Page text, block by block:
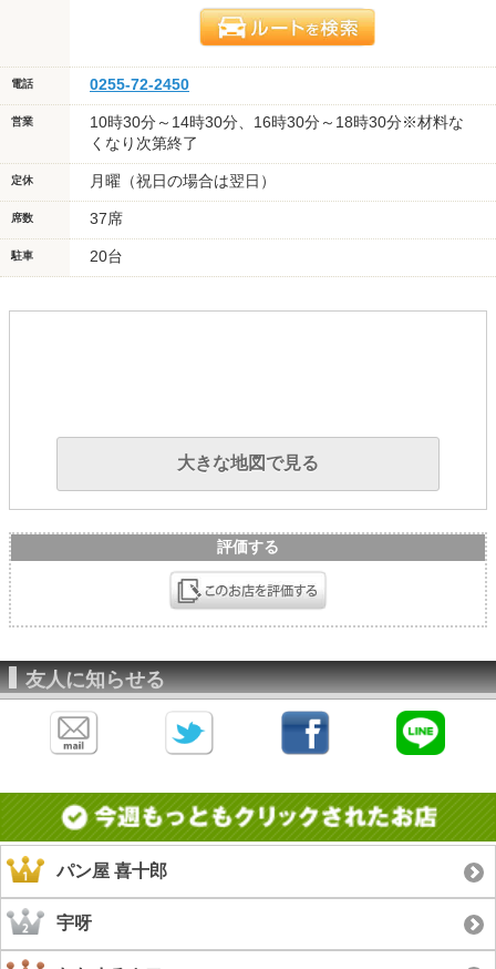
電話 0255-72-2450
営業
10時30分～14時30分、16時30分～18時30分※材料な
くなり次第終了
定休 月曜（祝日の場合は翌日）
席数 37席
駐車 20台
大きな地図で見る
評価する
友人に知らせる
パン屋 喜十郎
宇呀